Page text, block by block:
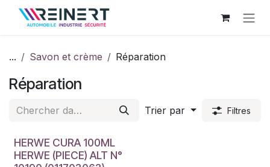
Se rendre au contenu
... Savon et crème Réparation
Réparation
Trier par Filtres
HERWE CURA 100ML
HERWE (PIECE) ALT N°